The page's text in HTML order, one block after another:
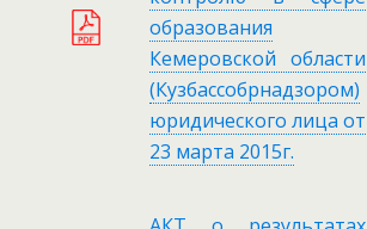
образования
Кемеровской области
(Кузбассобрнадзором)
юридического лица от
23 марта 2015г.